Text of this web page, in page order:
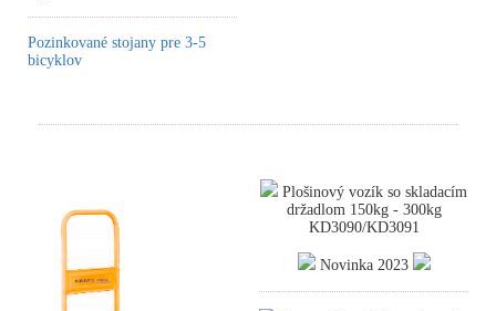
Pozinkované stojany pre 3-5
bicyklov
Plošinový vozík so skladacím
držadlom 150kg - 300kg
KD3090/KD3091
Novinka 2023